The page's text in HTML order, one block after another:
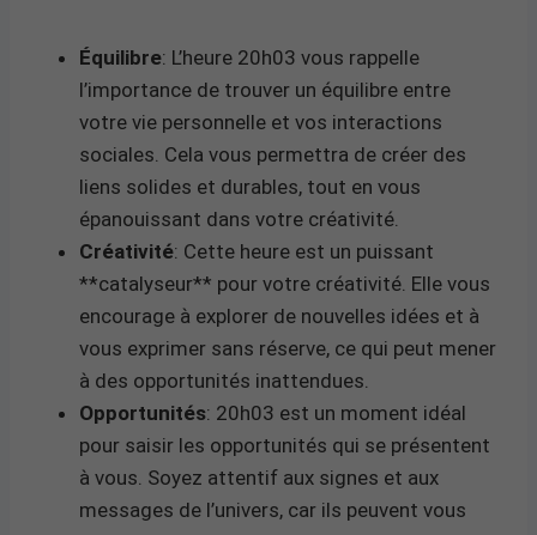
Équilibre: L’heure 20h03 vous rappelle
l’importance de trouver un équilibre entre
votre vie personnelle et vos interactions
sociales. Cela vous permettra de créer des
liens solides et durables, tout en vous
épanouissant dans votre créativité.
Créativité: Cette heure est un puissant
**catalyseur** pour votre créativité. Elle vous
encourage à explorer de nouvelles idées et à
vous exprimer sans réserve, ce qui peut mener
à des opportunités inattendues.
Opportunités: 20h03 est un moment idéal
pour saisir les opportunités qui se présentent
à vous. Soyez attentif aux signes et aux
messages de l’univers, car ils peuvent vous